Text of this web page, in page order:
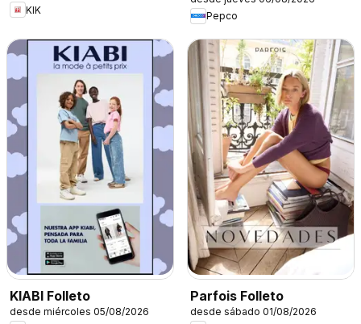
KIK
Pepco
KIABI Folleto
desde miércoles 05/08/2026
Parfois Folleto
desde sábado 01/08/2026